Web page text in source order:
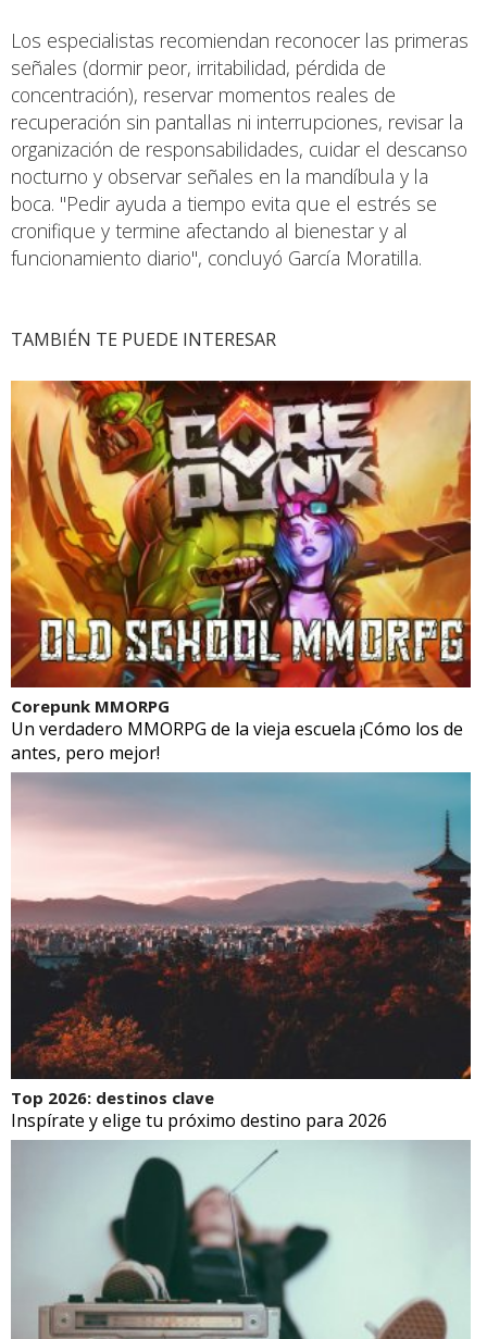
Los especialistas recomiendan reconocer las primeras
señales (dormir peor, irritabilidad, pérdida de
concentración), reservar momentos reales de
recuperación sin pantallas ni interrupciones, revisar la
organización de responsabilidades, cuidar el descanso
nocturno y observar señales en la mandíbula y la
boca. "Pedir ayuda a tiempo evita que el estrés se
cronifique y termine afectando al bienestar y al
funcionamiento diario", concluyó García Moratilla.
TAMBIÉN TE PUEDE INTERESAR
Corepunk MMORPG
Un verdadero MMORPG de la vieja escuela ¡Cómo los de
antes, pero mejor!
Top 2026: destinos clave
Inspírate y elige tu próximo destino para 2026